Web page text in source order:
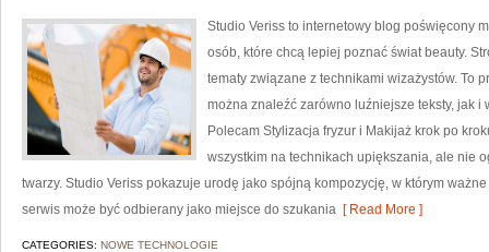
Studio Veriss to internetowy blog poświęcony
osób, które chcą lepiej poznać świat beauty.
tematy związane z technikami wizażystów. To
można znaleźć zarówno luźniejsze teksty, jak i
Polecam Stylizacja fryzur i Makijaż krok po
wszystkim na technikach upiększania, ale nie
twarzy. Studio Veriss pokazuje urodę jako spójną kompozycję, w którym
serwis może być odbierany jako miejsce do szukania [ Read More ]
CATEGORIES: NOWE TECHNOLOGIE